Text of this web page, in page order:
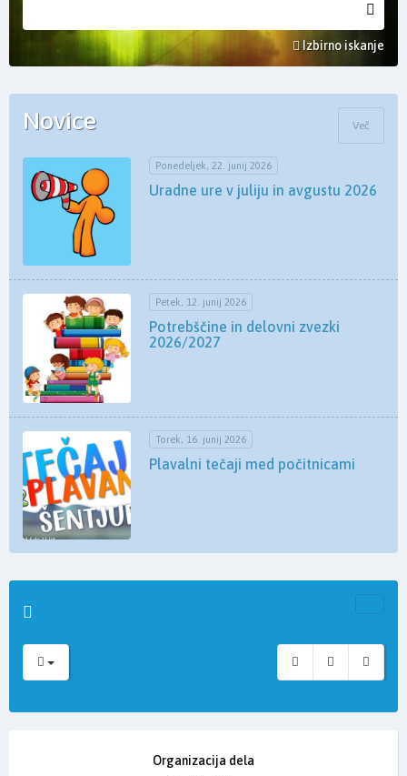
Izbirno iskanje
Novice Več
Ponedeljek, 22. junij 2026
Uradne ure v juliju in avgustu 2026
Petek, 12. junij 2026
Potrebščine in delovni zvezki
2026/2027
Torek, 16. junij 2026
Plavalni tečaji med počitnicami
Organizacija dela